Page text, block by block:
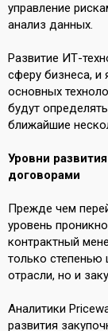
управление
анализ данных.
Развитие ИТ-
сферу бизнеса, и
основных
будут
ближайшие
Уровни
договорами
Прежде чем
уровень
контрактный
только степенью
отрасли, но и
Аналитики
развития